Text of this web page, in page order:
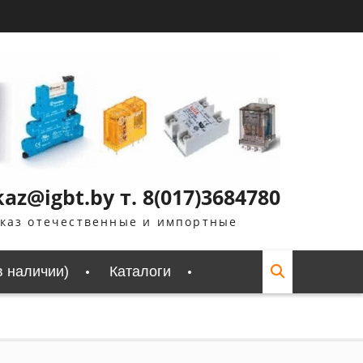
т. 8(017)3684780
отечественные и импортные
наличии) Каталоги